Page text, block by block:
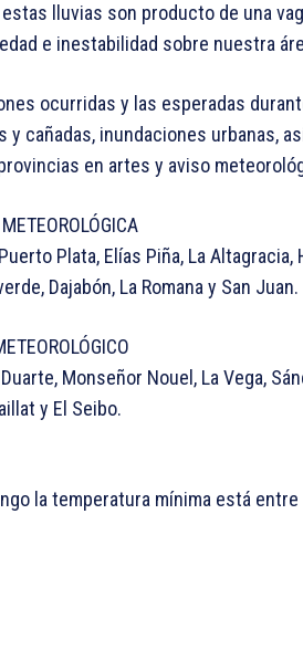
lluvias son producto de una
e inestabilidad sobre nuestra
ocurridas y las esperadas
y cañadas, inundaciones urbanas,
en artes y aviso
Plata, Elías Piña, La
Dajabón, La Romana y San Juan.
Monseñor Nouel, La Vega,
y El Seibo.
la temperatura mínima está entre